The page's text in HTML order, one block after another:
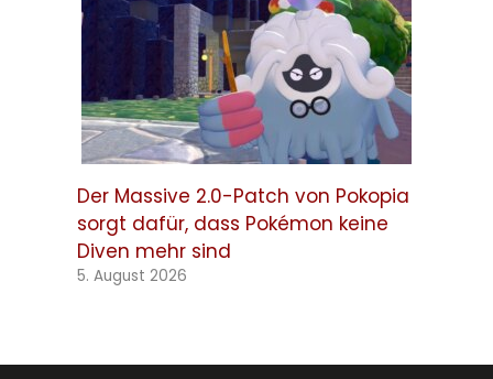
Der Massive 2.0-Patch von Pokopia
sorgt dafür, dass Pokémon keine
Diven mehr sind
5. August 2026